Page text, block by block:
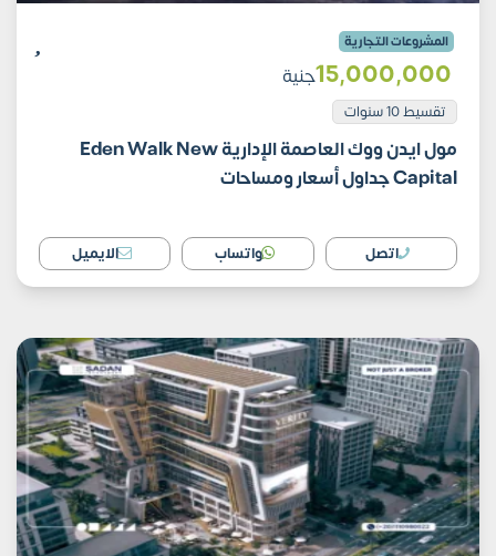
المشروعات التجارية
15٬000٬000جنية
تقسيط 10 سنوات
مول ايدن ووك العاصمة الإدارية Eden Walk New
Capital جداول أسعار ومساحات
اتصل واتساب الايميل